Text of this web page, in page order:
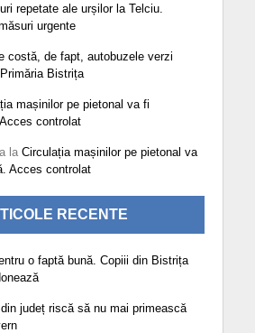
repetate ale urșilor la Telciu.
urgente
costă, de fapt, autobuzele verzi
Bistrița
mașinilor pe pietonal va fi
controlat
la Circulația mașinilor pe pietonal va
Acces controlat
RECENTE
o faptă bună. Copiii din Bistrița
județ riscă să nu mai primească